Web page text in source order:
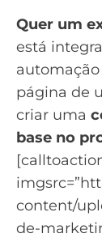
Quer um
está
página de
criar uma
base no
content/
de-